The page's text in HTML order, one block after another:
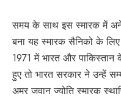
समय के साथ इस स्मारक में
बना यह स्मारक सैनिको के
1971 में भारत और
हुए तो भारत सरकार ने उन्हें
अमर जवान ज्योति स्मारक